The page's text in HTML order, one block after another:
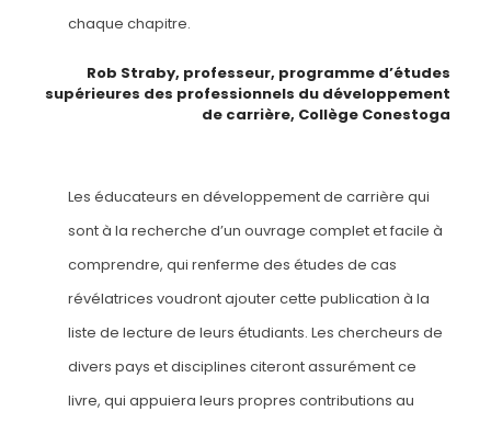
chaque chapitre.
Rob Straby, professeur, programme d’études
supérieures des professionnels du développement
de carrière, Collège Conestoga
Les éducateurs en développement de carrière qui
sont à la recherche d’un ouvrage complet et facile à
comprendre, qui renferme des études de cas
révélatrices voudront ajouter cette publication à la
liste de lecture de leurs étudiants. Les chercheurs de
divers pays et disciplines citeront assurément ce
livre, qui appuiera leurs propres contributions au